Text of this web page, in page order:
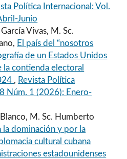
Política Internacional: Vol.
Junio
Vivas, M. Sc.
El país del “nosotros
de un Estados Unidos
contienda electoral
, Revista Política
Núm. 1 (2026): Enero-
M. Sc. Humberto
la dominación y por la
cultural cubana
estadounidenses